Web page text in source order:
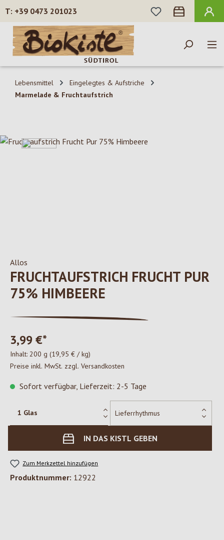
Zum Hauptinhalt springen
+39 0473 201023
DU HAST 0
Lebensmittel
Eingelegtes & Aufstriche
Marmelade & Fruchtaufstrich
Bildergalerie überspringen
Allos
FRUCHTAUFSTRICH FRUCHT PUR
75% HIMBEERE
3,99 €*
Inhalt: 200 g (19,95 € / kg)
Preise inkl. MwSt. zzgl. Versandkosten
Sofort verfügbar, Lieferzeit: 2-5 Tage
IN DAS KISTL GEBEN
Zum Merkzettel hinzufügen
Produktnummer: 12922